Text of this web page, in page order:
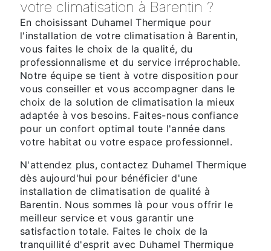
votre climatisation à Barentin ?
En choisissant Duhamel Thermique pour
l'installation de votre climatisation à Barentin,
vous faites le choix de la qualité, du
professionnalisme et du service irréprochable.
Notre équipe se tient à votre disposition pour
vous conseiller et vous accompagner dans le
choix de la solution de climatisation la mieux
adaptée à vos besoins. Faites-nous confiance
pour un confort optimal toute l'année dans
votre habitat ou votre espace professionnel.
N'attendez plus, contactez Duhamel Thermique
dès aujourd'hui pour bénéficier d'une
installation de climatisation de qualité à
Barentin. Nous sommes là pour vous offrir le
meilleur service et vous garantir une
satisfaction totale. Faites le choix de la
tranquillité d'esprit avec Duhamel Thermique